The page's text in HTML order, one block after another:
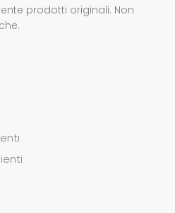
prodotti originali. Non